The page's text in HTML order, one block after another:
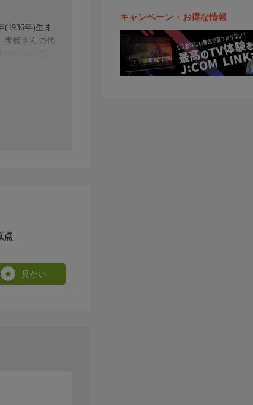
年)生ま
毒蝮さんの代
った話や、
談志さんへ
」と呼ぶよう
っていきま
点
見たい
キャンペーン・お得な情報